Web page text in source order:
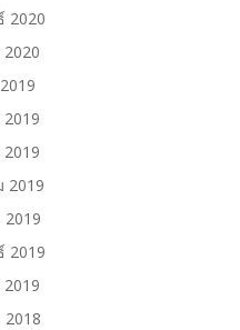
2020
2019
2019